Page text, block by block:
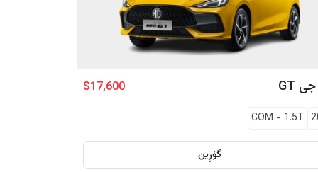
جی GT
$17,600
COM - 1.5T
گۆڕین